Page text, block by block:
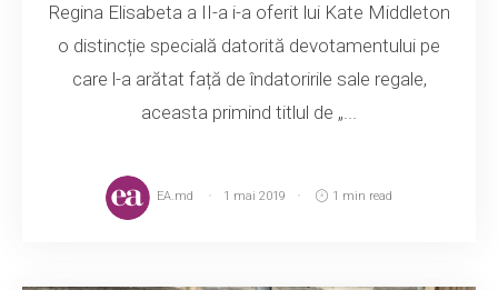
Regina Elisabeta a II-a i-a oferit lui Kate Middleton
o distincție specială datorită devotamentului pe
care l-a arătat față de îndatoririle sale regale,
aceasta primind titlul de „...
EA.md 1 mai 2019 1 min read